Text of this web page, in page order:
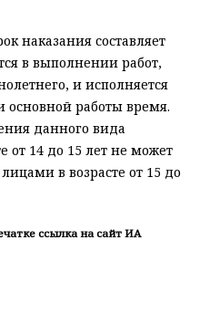
наказания составляет
в выполнении работ,
и исполняется
основной работы время.
данного вида
от 14 до 15 лет не может
в возрасте от 15 до
ссылка на сайт ИА